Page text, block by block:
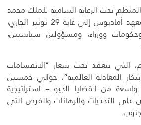
تحت الرعاية السامية للملك محمد
السادس بمبادرة من معهد أماديوس إلى غاية 29 نونبر الجاري،
ووزراء، ومسؤولين سياسيين،
التي تنعقد تحت شعار “الانقسامات
المعادلة العالمية”، حوالي خمسين
من القضايا الجيو – استراتيجية
على التحديات والرهانات والفرص التي